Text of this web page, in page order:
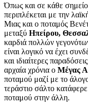
Όπως και σε κάθε
περιπλέκεται με την
Μιας και ο ποταμός
μεταξύ Ηπείρου,
καρδιά πολλών
είναι λογικό να έχει
και ιδιαίτερες
αρχαία χρόνια ο Μέγας
ποταμού μαζί με το
τεράστιο σάλτο
ποταμού στην άλλη.